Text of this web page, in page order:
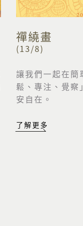
禪繞畫
(13/8)
讓我們一起在簡
鬆、專注、覺察
安自在。
了解更多